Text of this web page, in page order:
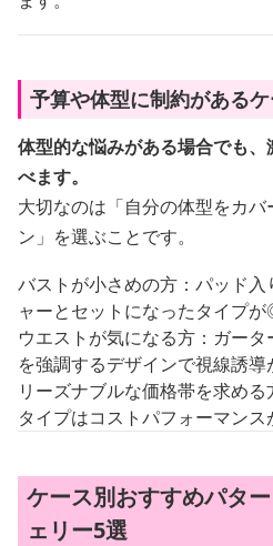
予算や体型に制約がある
体型的な悩みがある場合でも
べます。
大切なのは「自分の体型をカ
ン」を選ぶことです。
バストが小さめの方：パッド
ャーとセットになったタイプ
ウエストが気になる方：ガー
を強調するデザインで視線誘導
リーズナブルな価格帯を求め
タイプはコストパフォーマン
ケース別おすすめパタ
ェリー5選